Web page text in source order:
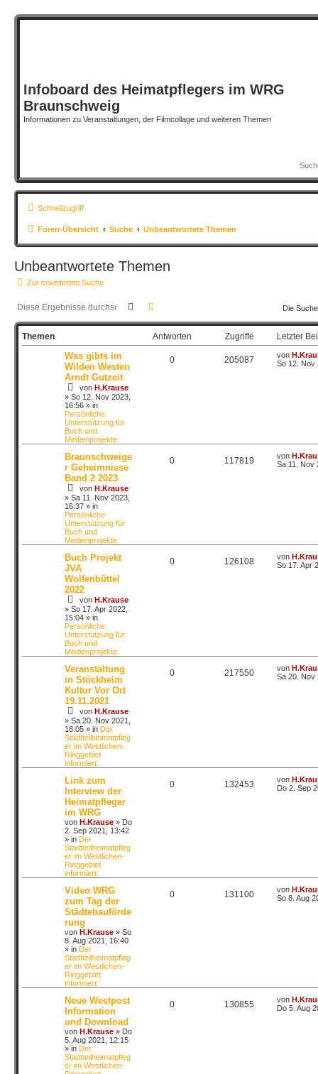
Infoboard des Heimatpflegers im WRG
Braunschweig
Informationen zu Veranstaltungen, der Filmcollage und weiteren Themen
Schnellzugriff
Foren-Übersicht Suche Unbeantwortete Themen
Unbeantwortete Themen
Zur erweiterten Suche
Suche Die
Themen Antworten Zugriffe Letzter
Was gibts im
Wilden Westen
Arndt Gutzeit
von H.Krause
» So 12. Nov 2023,
16:56 » in
Persönliche
Unterstützung für
Buch und
Medienprojekte
0 205087 von
So 12. Nov
Braunschweige
r Geheimnisse
Band 2 2023
von H.Krause
» Sa 11. Nov 2023,
16:37 » in
Persönliche
Unterstützung für
Buch und
Medienprojekte
0 117819 von
Sa 11. Nov
Buch Projekt
JVA
Wolfenbüttel
2022
von H.Krause
» So 17. Apr 2022,
15:04 » in
Persönliche
Unterstützung für
Buch und
Medienprojekte
0 126108 von
So 17. Apr
Veranstaltung
in Stöckheim
Kultur Vor Ort
19.11.2021
von H.Krause
» Sa 20. Nov 2021,
18:05 » in Der
Stadtteilheimatpfleg
er im Westlichen-
Ringgebiet
informiert:
0 217550 von
Sa 20. Nov
Link zum
Interview der
Heimatpfleger
im WRG
von H.Krause » Do
2. Sep 2021, 13:42
» in Der
Stadtteilheimatpfleg
er im Westlichen-
Ringgebiet
informiert:
0 132453 von
Do 2. Sep
Video WRG
zum Tag der
Städtebauförde
rung
von H.Krause » So
8. Aug 2021, 16:40
» in Der
Stadtteilheimatpfleg
er im Westlichen-
Ringgebiet
informiert:
0 131100 von
So 8. Aug
Neue Westpost
Information
und Download
von H.Krause » Do
5. Aug 2021, 12:15
» in Der
Stadtteilheimatpfleg
er im Westlichen-
0 130855 von
Do 5. Aug